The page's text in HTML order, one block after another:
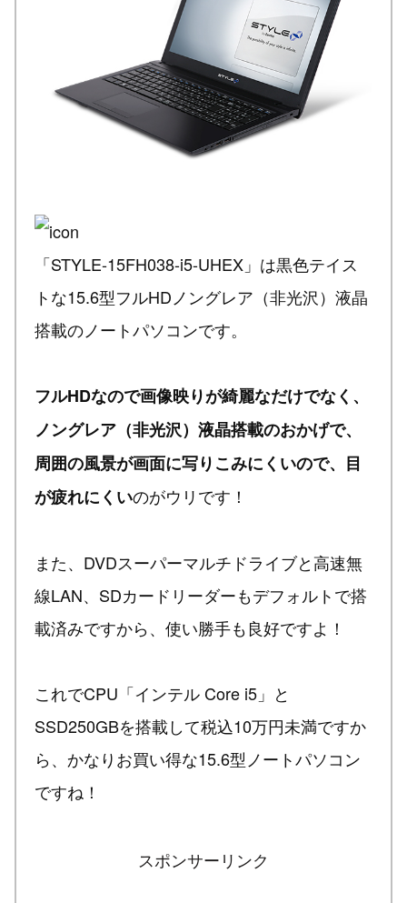
「STYLE-15FH038-i5-UHEX」は黒色テイス
トな15.6型フルHDノングレア（非光沢）液晶
搭載のノートパソコンです。
フルHDなので画像映りが綺麗なだけでなく、
ノングレア（非光沢）液晶搭載のおかげで、
周囲の風景が画面に写りこみにくいので、目
が疲れにくいのがウリです！
また、DVDスーパーマルチドライブと高速無
線LAN、SDカードリーダーもデフォルトで搭
載済みですから、使い勝手も良好ですよ！
これでCPU「インテル Core i5」と
SSD250GBを搭載して税込10万円未満ですか
ら、かなりお買い得な15.6型ノートパソコン
ですね！
スポンサーリンク